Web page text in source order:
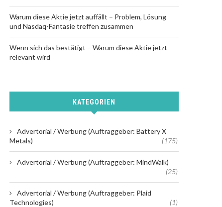
Warum diese Aktie jetzt auffällt – Problem, Lösung
und Nasdaq-Fantasie treffen zusammen
Wenn sich das bestätigt – Warum diese Aktie jetzt
relevant wird
KATEGORIEN
Advertorial / Werbung (Auftraggeber: Battery X
Metals)
(175)
Advertorial / Werbung (Auftraggeber: MindWalk)
(25)
Advertorial / Werbung (Auftraggeber: Plaid
Technologies)
(1)